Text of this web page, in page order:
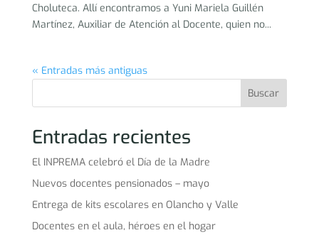
Choluteca. Allí encontramos a Yuni Mariela Guillén
Martínez, Auxiliar de Atención al Docente, quien no...
« Entradas más antiguas
Buscar
Entradas recientes
El INPREMA celebró el Día de la Madre
Nuevos docentes pensionados – mayo
Entrega de kits escolares en Olancho y Valle
Docentes en el aula, héroes en el hogar